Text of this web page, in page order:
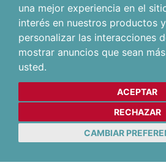
una mejor experiencia en el
interés en nuestros productos
personalizar las interacciones
mostrar anuncios que sean
usted.
ACEPTAR
RECHAZAR
CAMBIAR